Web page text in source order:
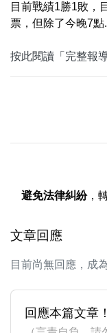
目前戰績1勝1敗，
票，但除了今晚7點
按此閱讀「完整報導
避免法律糾紛，
文章回應
目前尚無回應，成
回應本篇文章！